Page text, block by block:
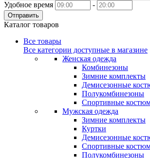
Удобное время -
Отправить
Каталог товаров
Все товары
Все категории доступные в магазине
Женская одежда
Комбинезоны
Зимние комплекты
Демисезонные
Полукомбинезоны
Спортивные
Мужская одежда
Зимние комплекты
Куртки
Демисезонные
Спортивные
Полукомбинезоны